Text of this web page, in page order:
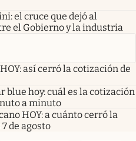
el cruce que dejó al
el Gobierno y la industria
así cerró la cotización de
blue hoy: cuál es la cotización
a minuto
HOY: a cuánto cerró la
de agosto